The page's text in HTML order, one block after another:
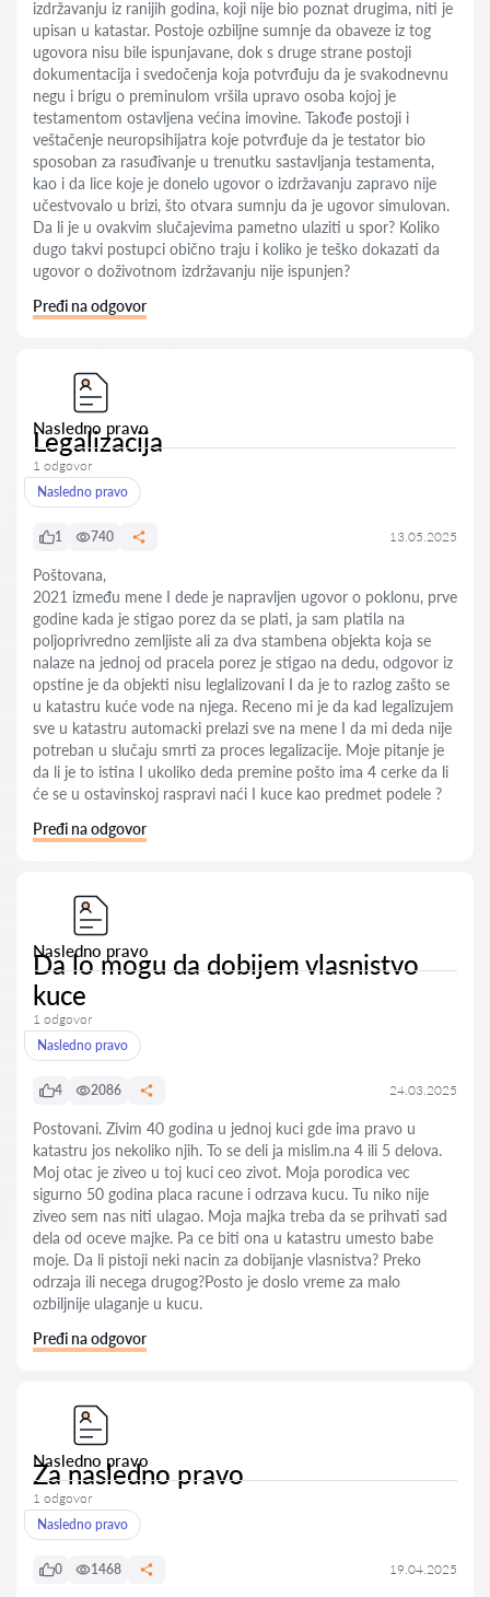
izdržavanju iz ranijih godina, koji nije bio poznat drugima, niti je
upisan u katastar. Postoje ozbiljne sumnje da obaveze iz tog
ugovora nisu bile ispunjavane, dok s druge strane postoji
dokumentacija i svedočenja koja potvrđuju da je svakodnevnu
negu i brigu o preminulom vršila upravo osoba kojoj je
testamentom ostavljena većina imovine. Takođe postoji i
veštačenje neuropsihijatra koje potvrđuje da je testator bio
sposoban za rasuđivanje u trenutku sastavljanja testamenta,
kao i da lice koje je donelo ugovor o izdržavanju zapravo nije
učestvovalo u brizi, što otvara sumnju da je ugovor simulovan.
Da li je u ovakvim slučajevima pametno ulaziti u spor? Koliko
dugo takvi postupci obično traju i koliko je teško dokazati da
ugovor o doživotnom izdržavanju nije ispunjen?
Pređi na odgovor
Nasledno pravo
Legalizacija
1 odgovor
Nasledno pravo
1 740 13.05.2025
Poštovana,
2021 između mene I dede je napravljen ugovor o poklonu, prve
godine kada je stigao porez da se plati, ja sam platila na
poljoprivredno zemljiste ali za dva stambena objekta koja se
nalaze na jednoj od pracela porez je stigao na dedu, odgovor iz
opstine je da objekti nisu leglalizovani I da je to razlog zašto se
u katastru kuće vode na njega. Receno mi je da kad legalizujem
sve u katastru automacki prelazi sve na mene I da mi deda nije
potreban u slučaju smrti za proces legalizacije. Moje pitanje je
da li je to istina I ukoliko deda premine pošto ima 4 cerke da li
će se u ostavinskoj raspravi naći I kuce kao predmet podele ?
Pređi na odgovor
Nasledno pravo
Da lo mogu da dobijem vlasnistvo
kuce
1 odgovor
Nasledno pravo
4 2086 24.03.2025
Postovani. Zivim 40 godina u jednoj kuci gde ima pravo u
katastru jos nekoliko njih. To se deli ja mislim.na 4 ili 5 delova.
Moj otac je ziveo u toj kuci ceo zivot. Moja porodica vec
sigurno 50 godina placa racune i odrzava kucu. Tu niko nije
ziveo sem nas niti ulagao. Moja majka treba da se prihvati sad
dela od oceve majke. Pa ce biti ona u katastru umesto babe
moje. Da li pistoji neki nacin za dobijanje vlasnistva? Preko
odrzaja ili necega drugog?Posto je doslo vreme za malo
ozbiljnije ulaganje u kucu.
Pređi na odgovor
Nasledno pravo
Za nasledno pravo
1 odgovor
Nasledno pravo
0 1468 19.04.2025